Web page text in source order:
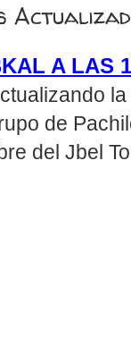
A LAS
de
del Jbel